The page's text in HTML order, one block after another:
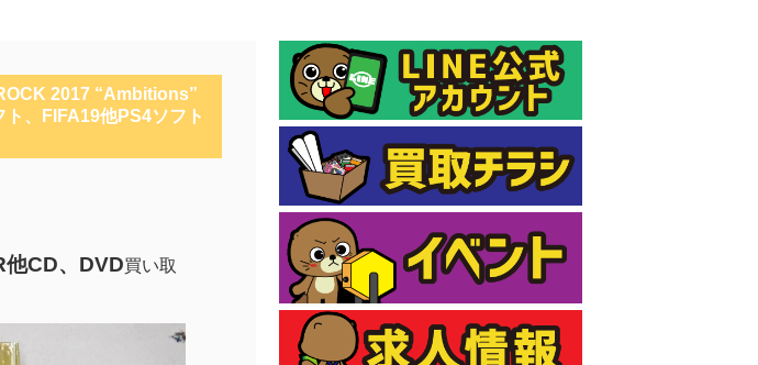
2017 “Ambitions”
、FIFA19他PS4ソフト
CD、DVD買い取